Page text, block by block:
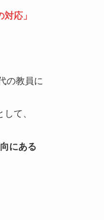
応」
の教員に
て、
にある